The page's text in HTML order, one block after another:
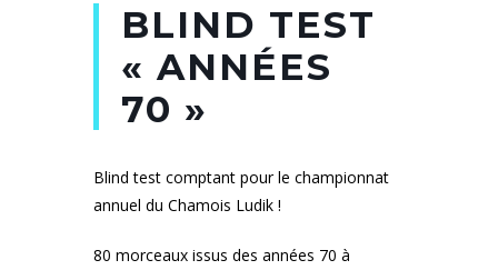
BLIND TEST
« ANNÉES
70 »
Blind test comptant pour le championnat
annuel du Chamois Ludik !
80 morceaux issus des années 70 à